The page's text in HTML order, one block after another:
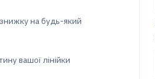
на будь-який
вашої лінійки